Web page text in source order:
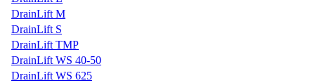
DrainLift M
DrainLift S
DrainLift TMP
DrainLift WS 40-50
DrainLift WS 625